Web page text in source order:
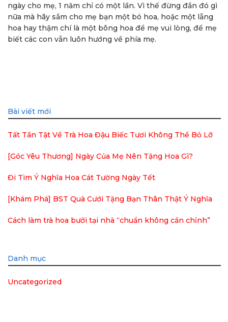
ngày cho mẹ, 1 năm chỉ có một lần. Vì thế đừng đắn đó gì
nữa mà hãy sắm cho mẹ bạn một bó hoa, hoặc một lẵng
hoa hay thậm chí là một bông hoa để mẹ vui lòng, để mẹ
biết các con vẫn luôn hướng về phía mẹ.
Bài viết mới
Tất Tần Tật Về Trà Hoa Đậu Biếc Tươi Không Thể Bỏ Lỡ
[Góc Yêu Thương] Ngày Của Mẹ Nên Tặng Hoa Gì?
Đi Tìm Ý Nghĩa Hoa Cát Tường Ngày Tết
[Khám Phá] BST Quà Cưới Tặng Bạn Thân Thật Ý Nghĩa
Cách làm trà hoa bưởi tại nhà “chuẩn không cần chỉnh”
Danh mục
Uncategorized